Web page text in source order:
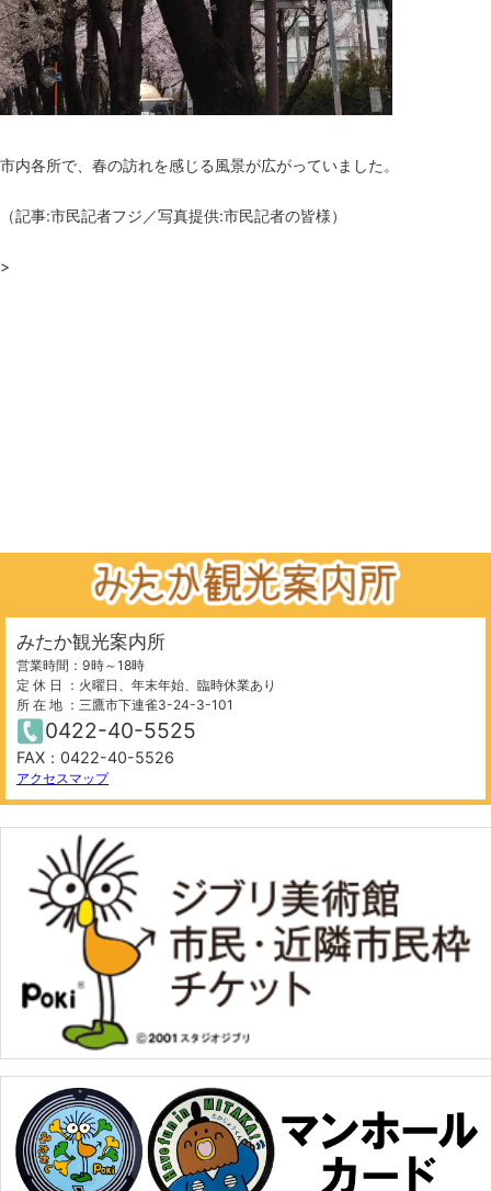
市内各所で、春の訪れを感じる風景が広がっていました。
（記事:市民記者フジ／写真提供:市民記者の皆様）
>
みたか観光案内所
営業時間：9時～18時
定 休 日 ：火曜日、年末年始、臨時休業あり
所 在 地 ：三鷹市下連雀3-24-3-101
0422-40-5525
FAX：0422-40-5526
アクセスマップ